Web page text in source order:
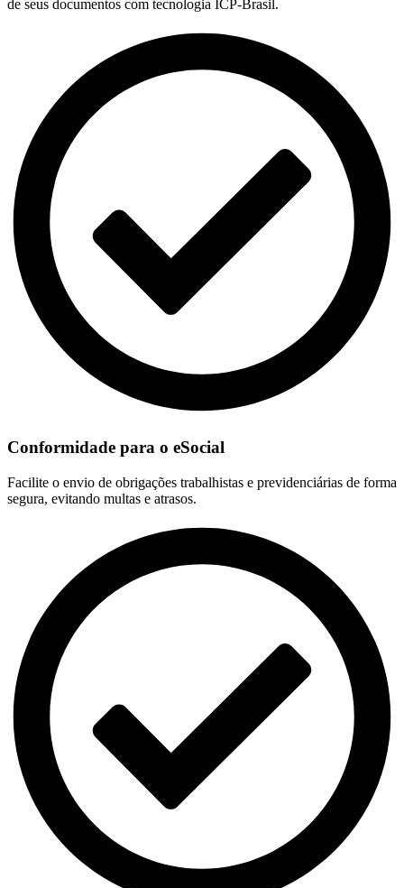
de seus documentos com tecnologia ICP-Brasil.
Conformidade para o eSocial
Facilite o envio de obrigações trabalhistas e previdenciárias de forma
segura, evitando multas e atrasos.